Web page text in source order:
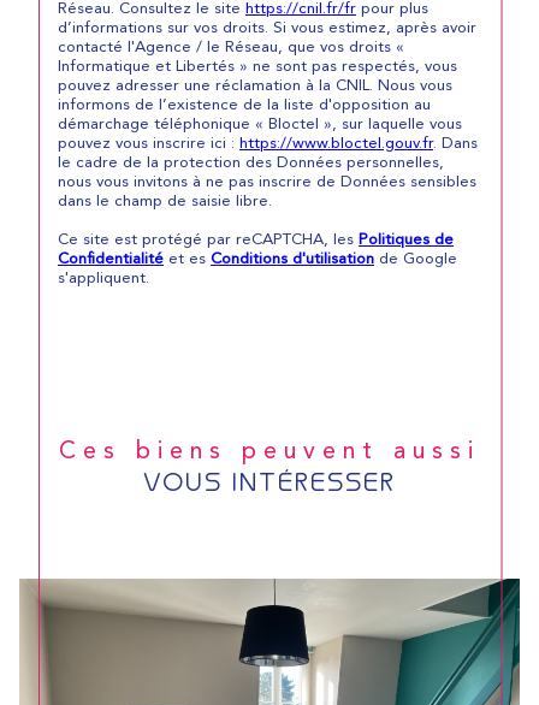
Réseau. Consultez le site https://cnil.fr/fr pour plus
d’informations sur vos droits. Si vous estimez, après avoir
contacté l'Agence / le Réseau, que vos droits «
Informatique et Libertés » ne sont pas respectés, vous
pouvez adresser une réclamation à la CNIL. Nous vous
informons de l’existence de la liste d'opposition au
démarchage téléphonique « Bloctel », sur laquelle vous
pouvez vous inscrire ici : https://www.bloctel.gouv.fr. Dans
le cadre de la protection des Données personnelles,
nous vous invitons à ne pas inscrire de Données sensibles
dans le champ de saisie libre.
Ce site est protégé par reCAPTCHA, les Politiques de
Confidentialité et es Conditions d'utilisation de Google
s'appliquent.
Ces biens peuvent aussi
VOUS INTÉRESSER